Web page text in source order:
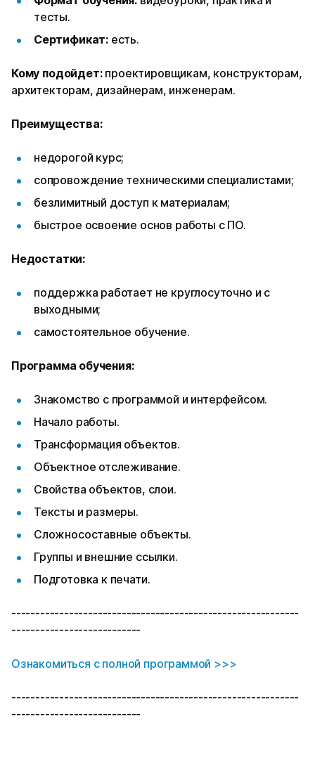
тесты.
Сертификат: есть.
Кому подойдет: проектировщикам, конструкторам,
архитекторам, дизайнерам, инженерам.
Преимущества:
недорогой курс;
сопровождение техническими специалистами;
безлимитный доступ к материалам;
быстрое освоение основ работы с ПО.
Недостатки:
поддержка работает не круглосуточно и с
выходными;
самостоятельное обучение.
Программа обучения:
Знакомство с программой и интерфейсом.
Начало работы.
Трансформация объектов.
Объектное отслеживание.
Свойства объектов, слои.
Тексты и размеры.
Сложносоставные объекты.
Группы и внешние ссылки.
Подготовка к печати.
------------------------------------------------------------
---------------------------
Ознакомиться с полной программой >>>
------------------------------------------------------------
---------------------------